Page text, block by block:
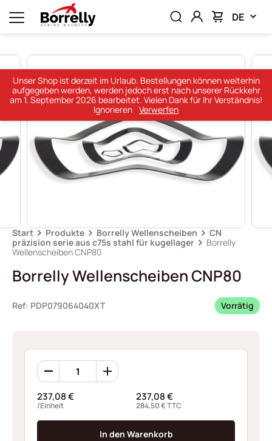
DE
Start Produkte Borrelly Wellenscheiben
CN
präzision serie aus c75s stahl für kugellager
Borrelly
Wellenscheiben CNP80
Borrelly Wellenscheiben CNP80
Ref: PDP079064040XT Vorrätig
Borrelly
Wellenscheiben
Menge
237,08€
/Einheit
237,08€
284,50€TTC
In den Warenkorb
Unser Shop ist derzeit im Urlaub. Bestellungen können weiterhin
aufgegeben werden, werden jedoch erst nach unserer Rückkehr
am 1. September 2026 bearbeitet. Vielen Dank für Ihr Verständnis!
Ignorieren Verwerfen